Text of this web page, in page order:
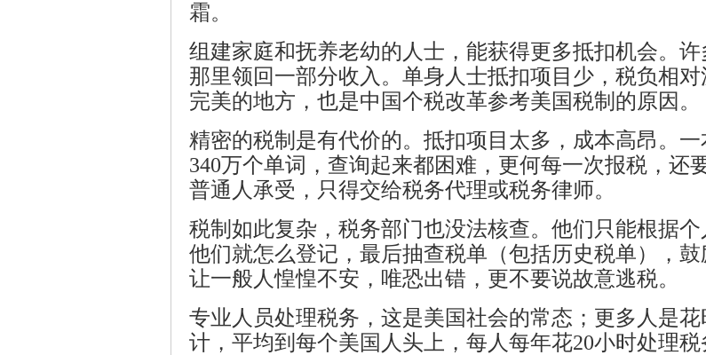
霜。
组建家庭和抚养老幼的人士，能获得更多抵扣机会。
那里领回一部分收入。单身人士抵扣项目少，税负相
完美的地方，也是中国个税改革参考美国税制的原因。
精密的税制是有代价的。抵扣项目太多，成本高昂。
340万个单词，查询起来都困难，更何每一次报税，还
普通人承受，只得交给税务代理或税务律师。
税制如此复杂，税务部门也没法核查。他们只能根据
他们就怎么登记，最后抽查税单（包括历史税单），
让一般人惶惶不安，唯恐出错，更不要说故意逃税。
专业人员处理税务，这是美国社会的常态；更多人是
计，平均到每个美国人头上，每人每年花20小时处理